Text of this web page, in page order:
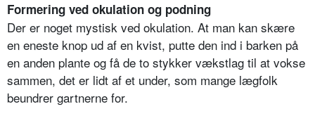
Formering ved okulation og podning
Der er noget mystisk ved okulation. At man kan skære
en eneste knop ud af en kvist, putte den ind i barken på
en anden plante og få de to stykker vækstlag til at vokse
sammen, det er lidt af et under, som mange lægfolk
beundrer gartnerne for.